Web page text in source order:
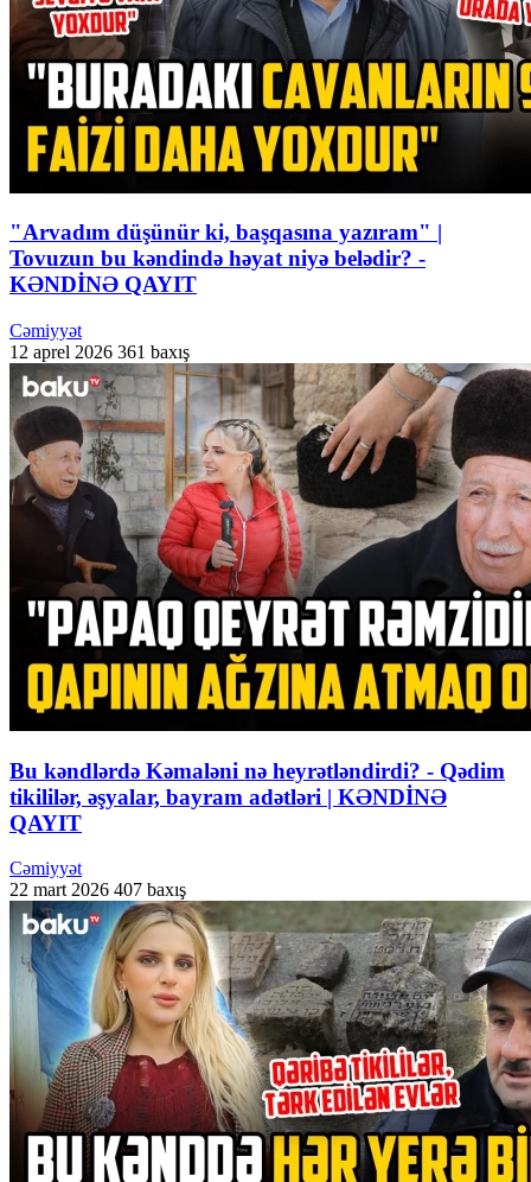
"Arvadım düşünür ki, başqasına yazıram" |
Tovuzun bu kəndində həyat niyə belədir? -
KƏNDİNƏ QAYIT
Cəmiyyət
12 aprel 2026 361 baxış
Bu kəndlərdə Kəmaləni nə heyrətləndirdi? - Qədim
tikililər, əşyalar, bayram adətləri | KƏNDİNƏ
QAYIT
Cəmiyyət
22 mart 2026 407 baxış